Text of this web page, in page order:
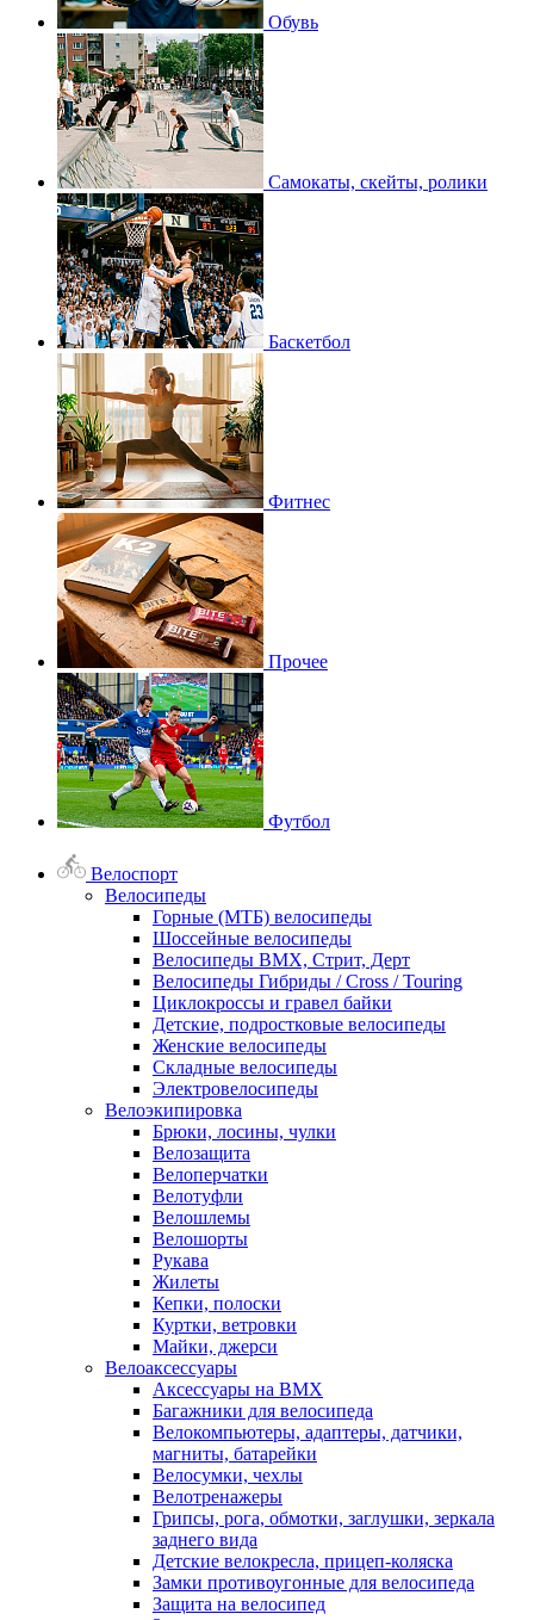
Обувь
Самокаты, скейты, ролики
Баскетбол
Фитнес
Прочее
Футбол
Велоспорт
Велосипеды
Горные (МТБ) велосипеды
Шоссейные велосипеды
Велосипеды BMX, Стрит, Дерт
Велосипеды Гибриды / Cross / Touring
Циклокроссы и гравел байки
Детские, подростковые велосипеды
Женские велосипеды
Складные велосипеды
Электровелосипеды
Велоэкипировка
Брюки, лосины, чулки
Велозащита
Велоперчатки
Велотуфли
Велошлемы
Велошорты
Рукава
Жилеты
Кепки, полоски
Куртки, ветровки
Майки, джерси
Велоаксессуары
Аксессуары на BMX
Багажники для велосипеда
Велокомпьютеры, адаптеры, датчики,
магниты, батарейки
Велосумки, чехлы
Велотренажеры
Грипсы, рога, обмотки, заглушки, зеркала
заднего вида
Детские велокресла, прицеп-коляска
Замки противоугонные для велосипеда
Защита на велосипед